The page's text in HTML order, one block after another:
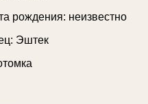
рождения: неизвестно
Эштек